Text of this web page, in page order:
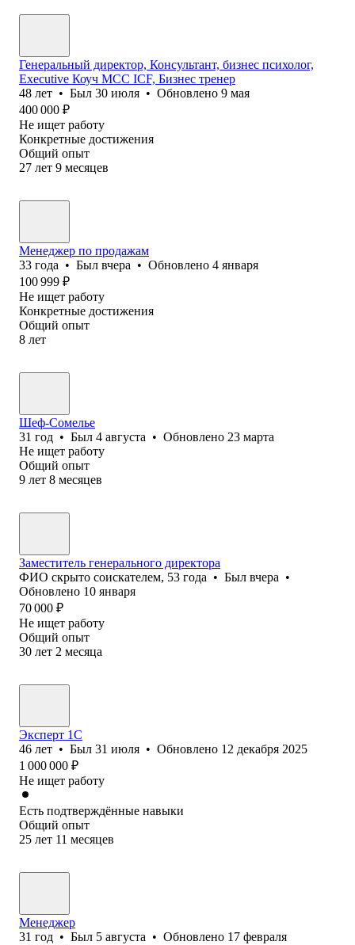
Генеральный директор, Консультант, бизнес психолог,
Executive Коуч MCC ICF, Бизнес тренер
48 лет • Был 30 июля • Обновлено 9 мая
400 000 ₽
Не ищет работу
Конкретные достижения
Общий опыт
27 лет 9 месяцев
Менеджер по продажам
33 года • Был вчера • Обновлено 4 января
100 999 ₽
Не ищет работу
Конкретные достижения
Общий опыт
8 лет
Шеф-Сомелье
31 год • Был 4 августа • Обновлено 23 марта
Не ищет работу
Общий опыт
9 лет 8 месяцев
Заместитель генерального директора
ФИО скрыто соискателем, 53 года • Был вчера •
Обновлено 10 января
70 000 ₽
Не ищет работу
Общий опыт
30 лет 2 месяца
Эксперт 1C
46 лет • Был 31 июля • Обновлено 12 декабря 2025
1 000 000 ₽
Не ищет работу
Есть подтверждённые навыки
Общий опыт
25 лет 11 месяцев
Менеджер
31 год • Был 5 августа • Обновлено 17 февраля